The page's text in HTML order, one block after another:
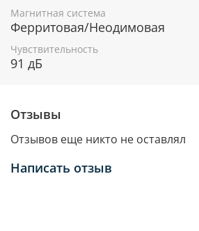
Магнитная система
Ферритовая/Неодимовая
Чувствительность
91 дБ
Отзывы
Отзывов еще никто не оставлял
Написать отзыв